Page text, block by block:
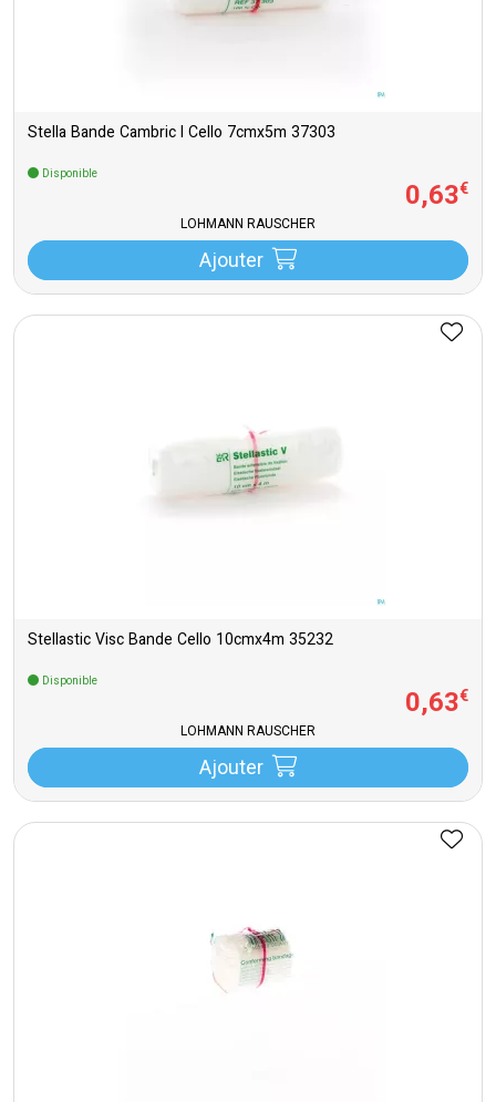
Stella Bande Cambric l Cello 7cmx5m 37303
Disponible
0,63€
LOHMANN RAUSCHER
Ajouter
Stellastic Visc Bande Cello 10cmx4m 35232
Disponible
0,63€
LOHMANN RAUSCHER
Ajouter